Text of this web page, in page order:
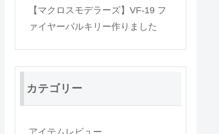
【マクロスモデラーズ】VF-19 フ
ァイヤーバルキリー作りました
カテゴリー
アイテムレビュー